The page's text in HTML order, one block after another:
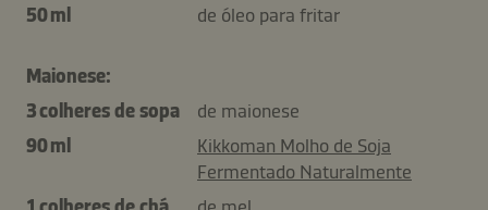
50 ml
de óleo para fritar
Maionese:
3 colheres de sopa
de maionese
90 ml
Kikkoman Molho de Soja
Fermentado Naturalmente